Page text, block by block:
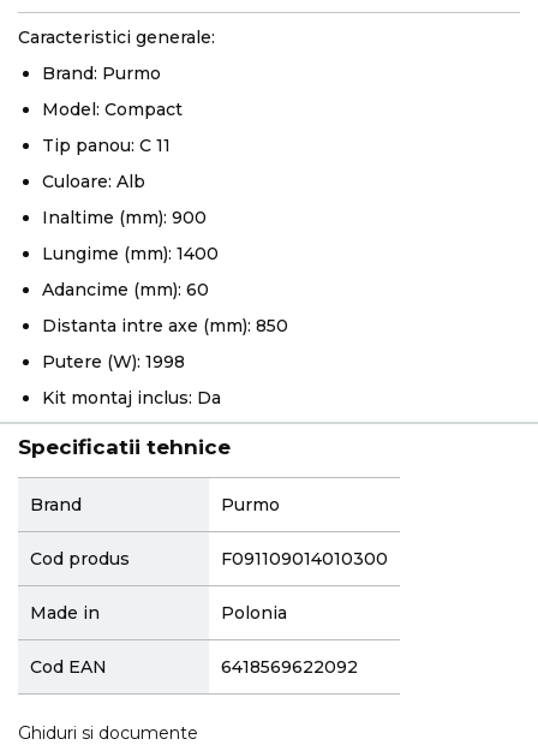
Caracteristici generale:
Brand: Purmo
Model: Compact
Tip panou: C 11
Culoare: Alb
Inaltime (mm): 900
Lungime (mm): 1400
Adancime (mm): 60
Distanta intre axe (mm): 850
Putere (W): 1998
Kit montaj inclus: Da
Specificatii tehnice
Brand Purmo
Cod produs F091109014010300
Made in Polonia
Cod EAN 6418569622092
Ghiduri si documente